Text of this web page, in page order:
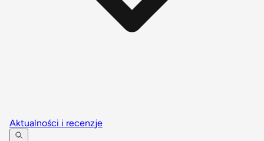
Aktualności i recenzje